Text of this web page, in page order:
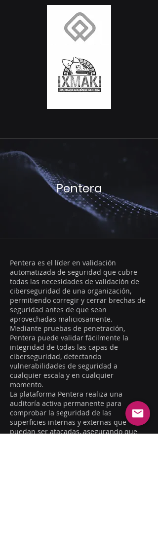
Pentera
Pentera es el líder en validación
automatizada de seguridad que cubre
todas las necesidades de validación de
ciberseguridad de una organización,
permitiendo corregir y cerrar brechas de
seguridad antes de que sean
aprovechadas maliciosamente.
Mediante pruebas de penetración,
Pentera puede validar fácilmente la
integridad de todas las capas de
ciberseguridad, detectando
vulnerabilidades de seguridad a
cualquier escala y en cualquier
momento.
La plataforma Pentera realiza una
auditoría activa permanente para
comprobar la seguridad de las
superficies internas y externas que
puedan ser atacadas, asegurando que